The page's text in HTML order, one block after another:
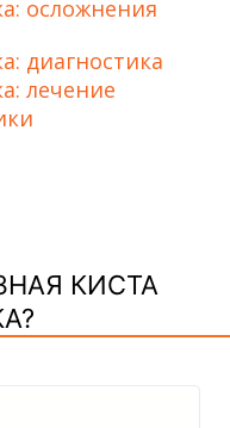
осложнения
диагностика
лечение
КИСТА